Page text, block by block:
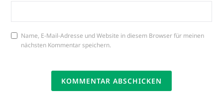
Name, E-Mail-Adresse und Website in diesem Browser für meinen
nächsten Kommentar speichern.